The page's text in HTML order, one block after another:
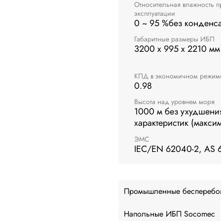
Относительная влажность
эксплуатации
0 ~ 95 %без
Габаритные размеры ИБП
3200 x 995 x 2210 мм
КПД в экономичном
0.98
Высота над уровнем моря
1000 м без
характеристик
ЭМС
IEC/EN 62040-2, AS
Промышленные
Напольные ИБП Socomec